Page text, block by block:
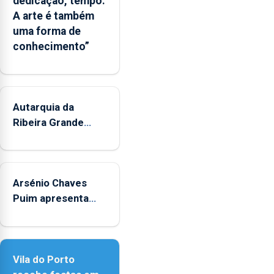
que
poderá
apoiar
a
das
marinhas
protegidas,
previsão
alterações
no
e
a
fiscalização
A arte é também
uma forma de
conhecimento”
Autarquia da
Ribeira Grande
"Museus no Verão"
Arsénio Chaves
Puim apresenta
de Vila do Porto
Vila do Porto